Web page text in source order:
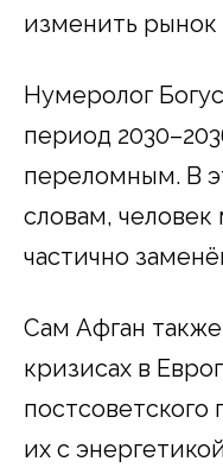
изменить рынок
Нумеролог
период
переломным. В
словам, человек
частично
Сам Афган
кризисах в
постсоветского
их с